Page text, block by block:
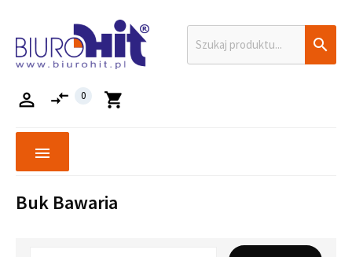

shopping_cart
compare_arrows 0

menu
Buk Bawaria